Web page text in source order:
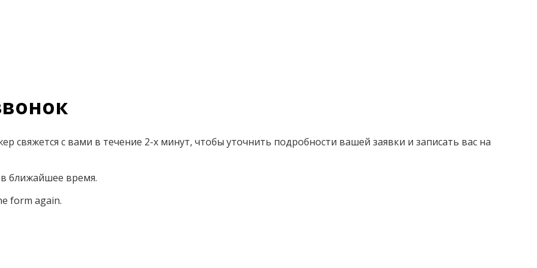
с вами в течение 2-х минут, чтобы уточнить подробности вашей заявки и записать вас на
ближайшее время.
form again.